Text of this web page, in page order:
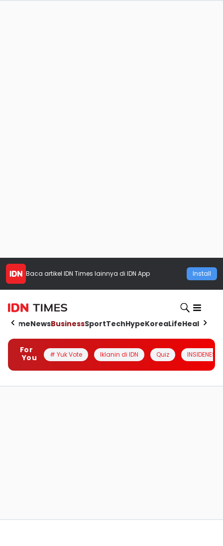
Baca artikel IDN Times lainnya di IDN App Install
HomeNewsBusinessSportTechHypeKoreaLifeHealth
For
You
# Yuk Vote Iklanin di IDN Quiz INSIDENESIA